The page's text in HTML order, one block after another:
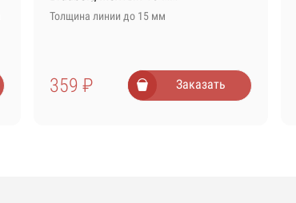
Толщина линии до 15 мм
359 ₽ Заказать